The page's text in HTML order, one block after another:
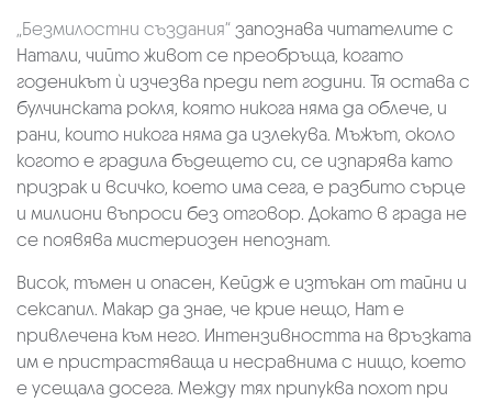
„Безмилостни създания“запознава читателите с
Натали, чийто живот се преобръща, когато
годеникът ѝ изчезва преди пет години. Тя остава с
булчинската рокля, която никога няма да облече, и
рани, които никога няма да излекува. Мъжът, около
когото е градила бъдещето си, се изпарява като
призрак и всичко, което има сега, е разбито сърце
и милиони въпроси без отговор. Докато в града не
се появява мистериозен непознат.
Висок, тъмен и опасен, Кейдж е изтъкан от тайни и
сексапил. Макар да знае, че крие нещо, Нат е
привлечена към него. Интензивността на връзката
им е пристрастяваща и несравнима с нищо, което
е усещала досега. Между тях припуква похот при